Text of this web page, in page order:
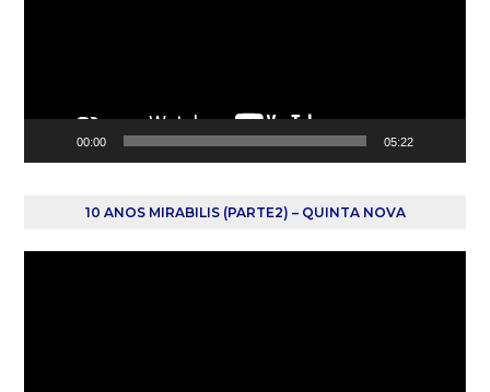
00:00 05:22
10 ANOS MIRABILIS (PARTE2) – QUINTA NOVA